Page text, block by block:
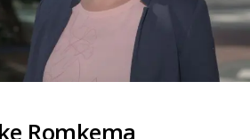
Romkema